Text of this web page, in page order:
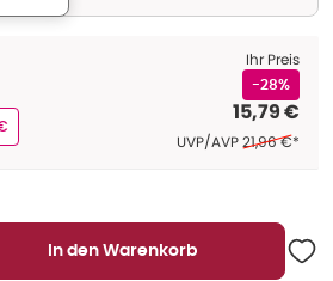
Ihr Preis
-28%
15,79 €
UVP/AVPEhemaliger
21,96 €*
In den Warenkorb